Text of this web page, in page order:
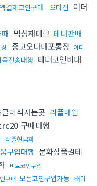
결제코인구매 오다집 이더
믹싱재테크 테더판매
중고오다대포통장 이더
움전송대행 테더코인비대
레식사는곳 리플매입
구매대행
리플현금화
구입대행 문화상품권테
비트코인구입
구매 모든코인구입가능 태더